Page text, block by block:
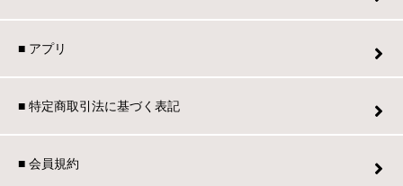
■ アプリ
■ 特定商取引法に基づく表記
■ 会員規約